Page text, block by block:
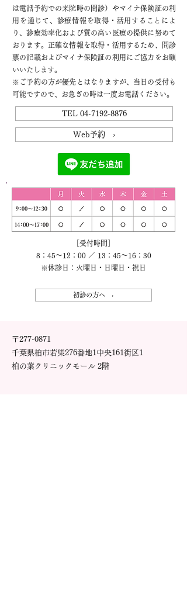
は電話予約での来院時の問診）やマイナ保険証の利
用を通じて、診療情報を取得・活用することによ
り、診療効率化および質の高い医療の提供に努めて
おります。正確な情報を取得・活用するため、問診
票の記載およびマイナ保険証の利用にご協力をお願
いいたします。
※ご予約の方が優先とはなりますが、当日の受付も
可能ですので、お急ぎの時は一度お電話ください。
TEL 04-7192-8876
Web予約 ›
［受付時間］
8：45～12：00 ／ 13：45～16：30
※休診日：火曜日・日曜日・祝日
初診の方へ ›
〒277-0871
千葉県柏市若柴276番地1中央161街区1
柏の葉クリニックモール 2階